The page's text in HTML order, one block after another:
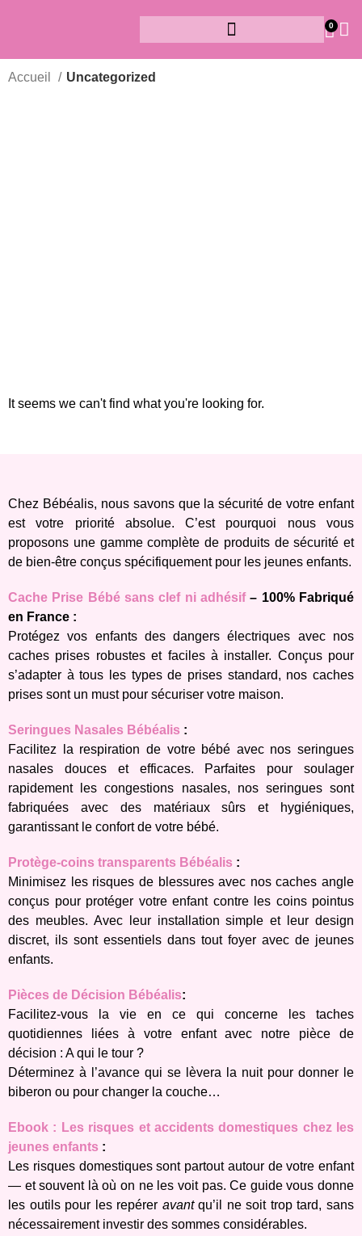
0
Accueil Uncategorized
It seems we can't find what you're looking for.
Chez Bébéalis, nous savons que la sécurité de votre enfant
est votre priorité absolue. C’est pourquoi nous vous
proposons une gamme complète de produits de sécurité et
de bien-être conçus spécifiquement pour les jeunes enfants.
Cache Prise Bébé sans clef ni adhésif– 100% Fabriqué
en France :
Protégez vos enfants des dangers électriques avec nos
caches prises robustes et faciles à installer. Conçus pour
s’adapter à tous les types de prises standard, nos caches
prises sont un must pour sécuriser votre maison.
Seringues Nasales Bébéalis :
Facilitez la respiration de votre bébé avec nos seringues
nasales douces et efficaces. Parfaites pour soulager
rapidement les congestions nasales, nos seringues sont
fabriquées avec des matériaux sûrs et hygiéniques,
garantissant le confort de votre bébé.
Protège-coins transparents Bébéalis :
Minimisez les risques de blessures avec nos caches angle
conçus pour protéger votre enfant contre les coins pointus
des meubles. Avec leur installation simple et leur design
discret, ils sont essentiels dans tout foyer avec de jeunes
enfants.
Pièces de Décision Bébéalis:
Facilitez-vous la vie en ce qui concerne les taches
quotidiennes liées à votre enfant avec notre pièce de
décision : A qui le tour ?
Déterminez à l’avance qui se lèvera la nuit pour donner le
biberon ou pour changer la couche…
Ebook : Les risques et accidents domestiques chez les
jeunes enfants :
Les risques domestiques sont partout autour de votre enfant
— et souvent là où on ne les voit pas. Ce guide vous donne
les outils pour les repérer avantqu’il ne soit trop tard, sans
nécessairement investir des sommes considérables.